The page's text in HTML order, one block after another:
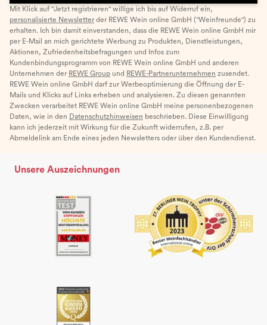
Mit Klick auf "Jetzt registrieren" willige ich bis auf Widerruf ein,
personalisierte Newsletter der REWE Wein online GmbH ("Weinfreunde") zu
erhalten. Ich bin damit einverstanden, dass die REWE Wein online GmbH mir
per E-Mail an mich gerichtete Werbung zu Produkten, Dienstleistungen,
Aktionen, Zufriedenheitsbefragungen und Infos zum
Kundenbindungsprogramm von REWE Wein online GmbH und anderen
Unternehmen der REWE Group und REWE-Partnerunternehmen zusendet.
REWE Wein online GmbH darf zur Werbeoptimierung die Öffnung der E-
Mails und Klicks auf Links erheben und analysieren. Zu diesen genannten
Zwecken verarbeitet REWE Wein online GmbH meine personenbezogenen
Daten, wie in den Datenschutzhinweisen beschrieben. Diese Einwilligung
kann ich jederzeit mit Wirkung für die Zukunft widerrufen, z.B. per
Abmeldelink am Ende eines jeden Newsletters oder über den Kundendienst.
Unsere Auszeichnungen